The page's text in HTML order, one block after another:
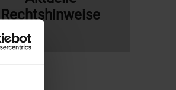
Rechtshinweise